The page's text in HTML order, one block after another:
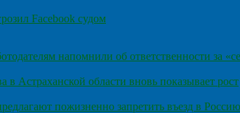
Facebook судом
напомнили об ответственности за
в Астраханской области вновь показывает рост
пожизненно запретить въезд в